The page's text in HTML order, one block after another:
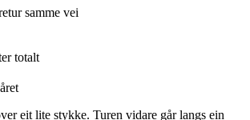
samme vei
totalt
eit lite stykke. Turen vidare går langs ein